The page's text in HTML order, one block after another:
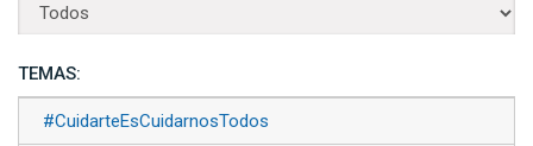
TEMAS:
#CuidarteEsCuidarnosTodos